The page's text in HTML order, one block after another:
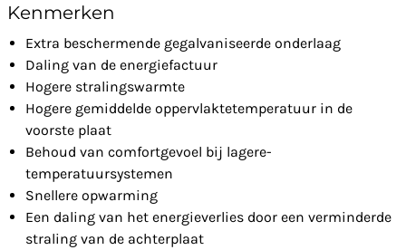
Kenmerken
Extra beschermende gegalvaniseerde onderlaag
Daling van de energiefactuur
Hogere stralingswarmte
Hogere gemiddelde oppervlaktetemperatuur in de
voorste plaat
Behoud van comfortgevoel bij lagere-
temperatuursystemen
Snellere opwarming
Een daling van het energieverlies door een verminderde
straling van de achterplaat